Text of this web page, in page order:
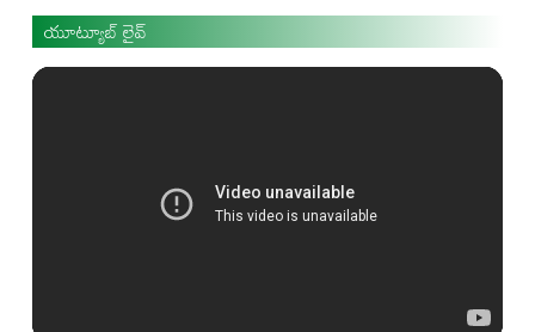
యూట్యూబ్ లైవ్